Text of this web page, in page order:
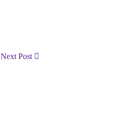
Next Post